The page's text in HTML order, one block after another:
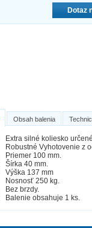
Dotaz
Obsah balenia
Extra silné koliesko
Robustné Vyhotovenie z
Priemer 100 mm.
Šírka 40 mm.
Výška 137 mm
Nosnosť 250 kg.
Bez brzdy.
Balenie obsahuje 1 ks.